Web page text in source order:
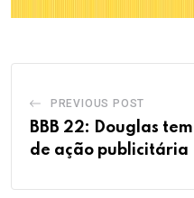
PREVIOUS POST
BBB 22: Douglas
de ação publicitária